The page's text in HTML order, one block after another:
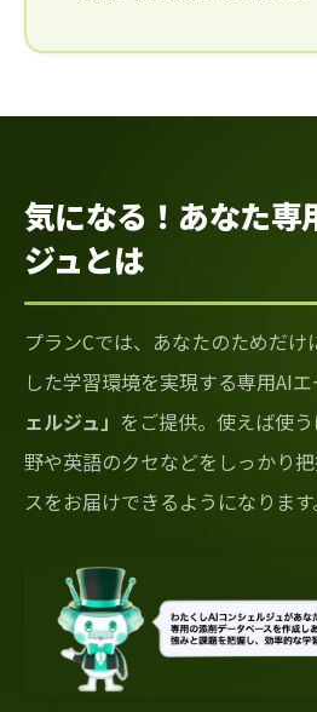
気になる！あなた専
ジュとは
プランCでは、あなたのためだ
した学習環境を実現する専用AI
ェルジュ」 をご提供。使えば使
野や英語のクセなどをしっかり
スをお届けできるようになります